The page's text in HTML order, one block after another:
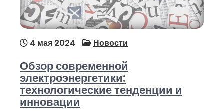
4 мая 2024 Новости
Обзор современной
электроэнергетики:
технологические тенденции и
инновации